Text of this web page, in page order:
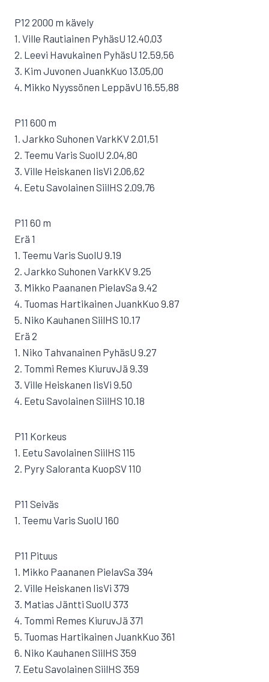
P12 2000 m kävely
1. Ville Rautiainen PyhäsU 12.40,03
2. Leevi Havukainen PyhäsU 12.59,56
3. Kim Juvonen JuankKuo 13.05,00
4. Mikko Nyyssönen LeppävU 16.55,88
P11 600 m
1. Jarkko Suhonen VarkKV 2.01,51
2. Teemu Varis SuolU 2.04,80
3. Ville Heiskanen IisVi 2.06,62
4. Eetu Savolainen SiilHS 2.09,76
P11 60 m
Erä 1
1. Teemu Varis SuolU 9.19
2. Jarkko Suhonen VarkKV 9.25
3. Mikko Paananen PielavSa 9.42
4. Tuomas Hartikainen JuankKuo 9.87
5. Niko Kauhanen SiilHS 10.17
Erä 2
1. Niko Tahvanainen PyhäsU 9.27
2. Tommi Remes KiuruvJä 9.39
3. Ville Heiskanen IisVi 9.50
4. Eetu Savolainen SiilHS 10.18
P11 Korkeus
1. Eetu Savolainen SiilHS 115
2. Pyry Saloranta KuopSV 110
P11 Seiväs
1. Teemu Varis SuolU 160
P11 Pituus
1. Mikko Paananen PielavSa 394
2. Ville Heiskanen IisVi 379
3. Matias Jäntti SuolU 373
4. Tommi Remes KiuruvJä 371
5. Tuomas Hartikainen JuankKuo 361
6. Niko Kauhanen SiilHS 359
7. Eetu Savolainen SiilHS 359